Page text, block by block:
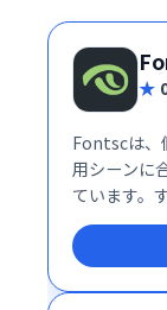
Fontscは、
用シーンに
ています。
は作成者
ます。